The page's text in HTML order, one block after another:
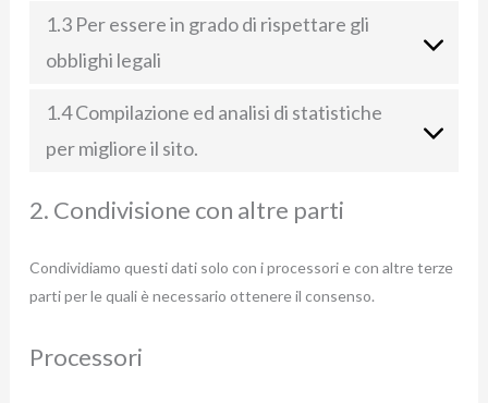
1.3 Per essere in grado di rispettare gli
obblighi legali
1.4 Compilazione ed analisi di statistiche
per migliore il sito.
2. Condivisione con altre parti
Condividiamo questi dati solo con i processori e con altre terze
parti per le quali è necessario ottenere il consenso.
Processori